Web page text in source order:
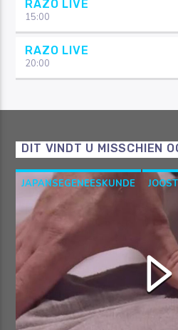
RAZO LIVE
15:00
RAZO LIVE
20:00
DIT VINDT U MISSCHIEN
JAPANSEGENEESKUNDE
JOOST
OOSTERSEGENEESKUNDE
SHIATSU